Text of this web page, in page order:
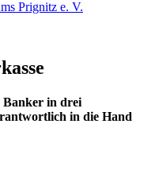
Prignitz e. V.
Banker in drei
in die Hand